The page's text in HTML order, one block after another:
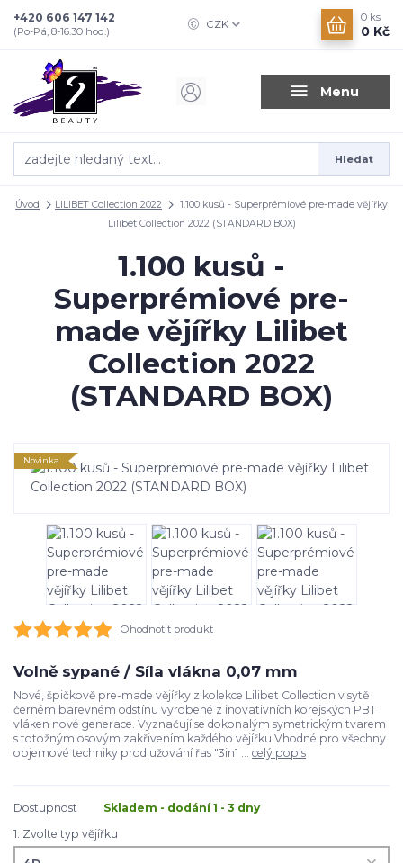
Menu
CZK
Hledat
+420 606 147 142
(Po-Pá, 8-16.30 hod.)
0 ks
0 Kč
Úvod LILIBET Collection 2022
1.100 kusů - Superprémiové pre-made vějířky
Lilibet Collection 2022 (STANDARD BOX)
1.100 kusů -
Superprémiové pre-
made vějířky Lilibet
Collection 2022
(STANDARD BOX)
Novinka
Ohodnotit produkt
Volně sypané / Síla vlákna 0,07 mm
Nové, špičkově pre-made vějířky z kolekce Lilibet Collection v sytě
černém barevném odstínu vyrobené z inovativních korejských PBT
vláken nové generace. Vyznačují se dokonalým symetrickým tvarem
s totožným osovým zakřivením každého vějířku Vhodné pro všechny
objemové techniky prodlužování řas "3in1 ... celý popis
Dostupnost
Skladem - dodání 1 - 3 dny
1. Zvolte typ vějířku